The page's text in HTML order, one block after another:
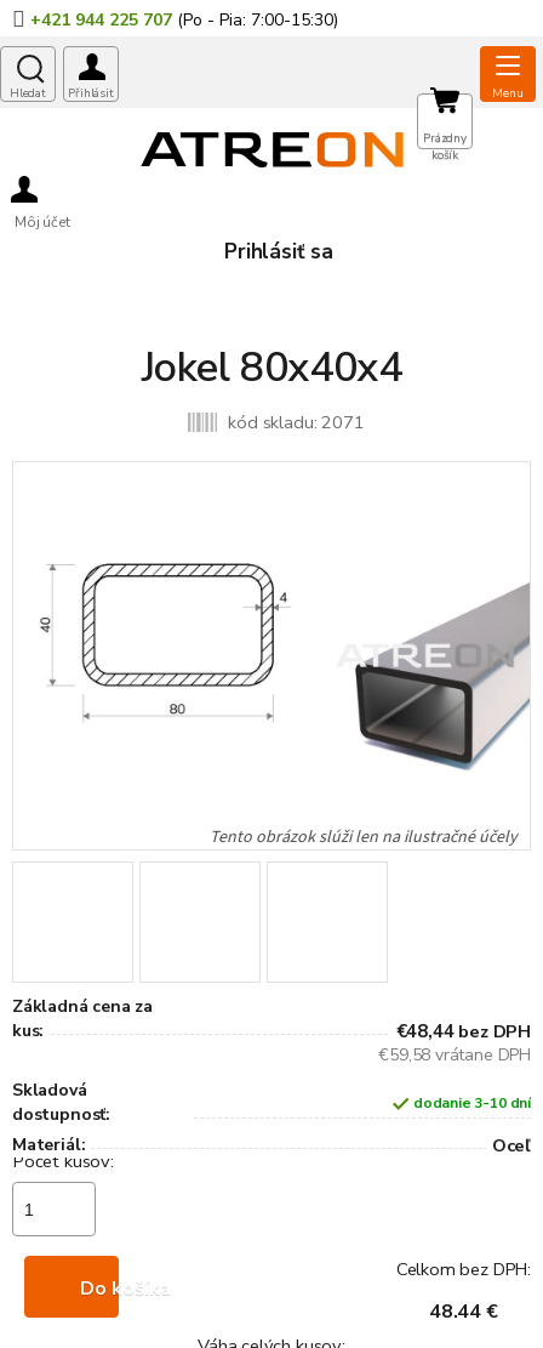
Prejsť
na
obsah
+421 944 225 707
Môj účet
Prihlásiť sa
NÁKUPNÝ
KOŠÍK
Prázdny
košík
Jokel 80x40x4
kód skladu: 2071
Základná cena za
kus:
€48,44 bez DPH
€59,58 vrátane DPH
Skladová
dostupnosť:
dodanie 3-10 dní
Materiál: Oceľ
Do košíka
Celkom bez DPH:
48.44 €